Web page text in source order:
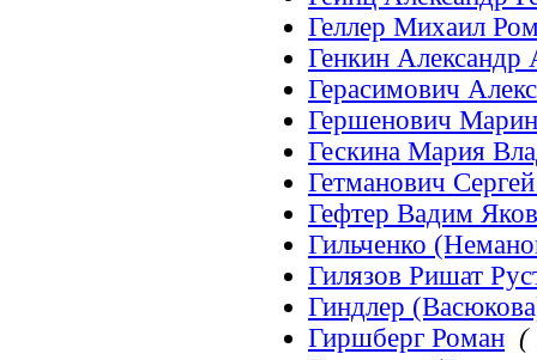
Геллер Михаил
Генкин Александр
Герасимович
Гершенович
Гескина Мария
Гетманович
Гефтер Вадим
Гильченко
Гилязов Ришат
Гиндлер
Гиршберг Роман (